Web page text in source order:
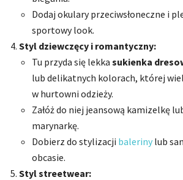
Dodaj okulary przeciwsłoneczne i
sportowy look.
Styl dziewczęcy i romantyczny:
Tu przyda się lekka sukienka
lub delikatnych kolorach, której
w hurtowni odzieży.
Załóż do niej jeansową kamizelkę
marynarkę.
Dobierz do stylizacji baleriny lub
obcasie.
Styl streetwear: